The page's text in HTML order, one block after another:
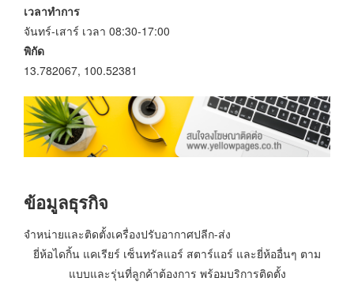
เวลาทำการ
จันทร์-เสาร์ เวลา 08:30-17:00
พิกัด
13.782067, 100.52381
ข้อมูลธุรกิจ
จำหน่ายและติดตั้งเครื่องปรับอากาศปลีก-ส่ง
ยี่ห้อไดกิ้น แคเรียร์ เซ็นทรัลแอร์ สตาร์แอร์ และยี่ห้ออื่นๆ ตาม
แบบและรุ่นที่ลูกค้าต้องการ พร้อมบริการติดตั้ง